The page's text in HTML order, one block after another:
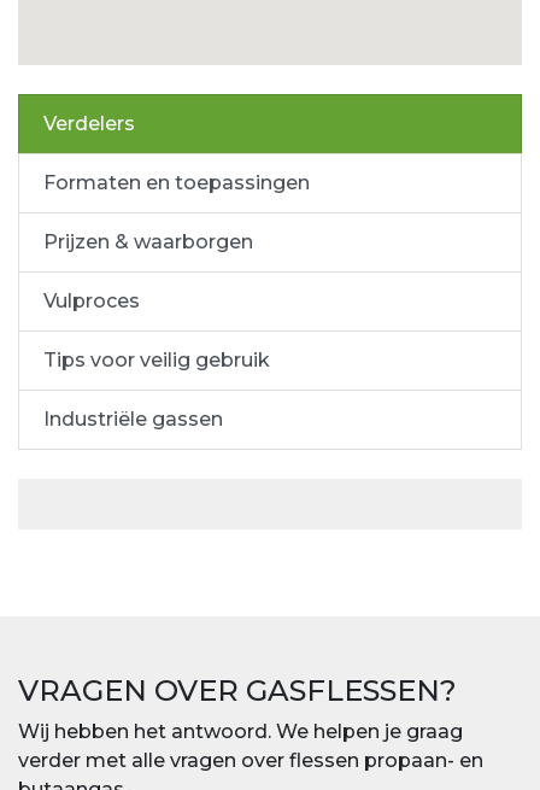
Verdelers
Formaten en toepassingen
Prijzen & waarborgen
Vulproces
Tips voor veilig gebruik
Industriële gassen
VRAGEN OVER GASFLESSEN?
Wij hebben het antwoord. We helpen je graag
verder met alle vragen over flessen propaan- en